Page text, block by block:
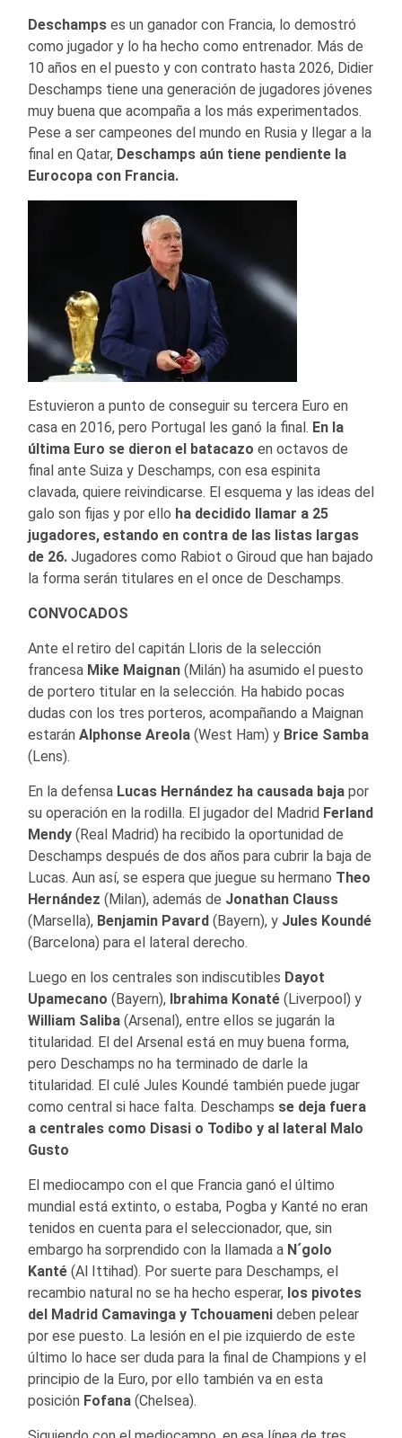
Deschamps es un ganador con Francia, lo demostró
como jugador y lo ha hecho como entrenador. Más de
10 años en el puesto y con contrato hasta 2026, Didier
Deschamps tiene una generación de jugadores jóvenes
muy buena que acompaña a los más experimentados.
Pese a ser campeones del mundo en Rusia y llegar a la
final en Qatar, Deschamps aún tiene pendiente la
Eurocopa con Francia.
Estuvieron a punto de conseguir su tercera Euro en
casa en 2016, pero Portugal les ganó la final. En la
última Euro se dieron el batacazo en octavos de
final ante Suiza y Deschamps, con esa espinita
clavada, quiere reivindicarse. El esquema y las ideas del
galo son fijas y por ello ha decidido llamar a 25
jugadores, estando en contra de las listas largas
de 26. Jugadores como Rabiot o Giroud que han bajado
la forma serán titulares en el once de Deschamps.
CONVOCADOS
Ante el retiro del capitán Lloris de la selección
francesa Mike Maignan (Milán) ha asumido el puesto
de portero titular en la selección. Ha habido pocas
dudas con los tres porteros, acompañando a Maignan
estarán Alphonse Areola (West Ham) y Brice Samba
(Lens).
En la defensa Lucas Hernández ha causada baja por
su operación en la rodilla. El jugador del Madrid Ferland
Mendy (Real Madrid) ha recibido la oportunidad de
Deschamps después de dos años para cubrir la baja de
Lucas. Aun así, se espera que juegue su hermano Theo
Hernández (Milan), además de Jonathan Clauss
(Marsella), Benjamin Pavard (Bayern), y Jules Koundé
(Barcelona) para el lateral derecho.
Luego en los centrales son indiscutibles Dayot
Upamecano (Bayern), Ibrahima Konaté (Liverpool) y
William Saliba (Arsenal), entre ellos se jugarán la
titularidad. El del Arsenal está en muy buena forma,
pero Deschamps no ha terminado de darle la
titularidad. El culé Jules Koundé también puede jugar
como central si hace falta. Deschamps se deja fuera
a centrales como Disasi o Todibo y al lateral Malo
Gusto
El mediocampo con el que Francia ganó el último
mundial está extinto, o estaba, Pogba y Kanté no eran
tenidos en cuenta para el seleccionador, que, sin
embargo ha sorprendido con la llamada a N´golo
Kanté (Al Ittihad). Por suerte para Deschamps, el
recambio natural no se ha hecho esperar, los pivotes
del Madrid Camavinga y Tchouameni deben pelear
por ese puesto. La lesión en el pie izquierdo de este
último lo hace ser duda para la final de Champions y el
principio de la Euro, por ello también va en esta
posición Fofana (Chelsea).